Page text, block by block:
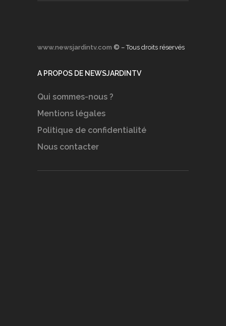
www.newsjardintv.com © – Tous droits réservés
A PROPOS DE NEWSJARDINTV
Qui sommes-nous ?
Mentions légales
Politique de confidentialité
Nous contacter